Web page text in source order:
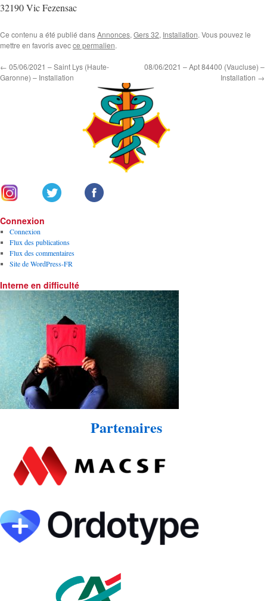
32190 Vic Fezensac
Ce contenu a été publié dansAnnonces, Gers 32, Installation. Vous pouvez le
mettre en favoris avecce permalien.
← 05/06/2021 – Saint Lys (Haute-
Garonne) – Installation
08/06/2021 – Apt 84400 (Vaucluse) –
Installation →
Connexion
Connexion
Flux des publications
Flux des commentaires
Site de WordPress-FR
Interne en difficulté
Partenaires